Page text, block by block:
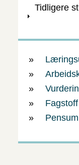
t
s
m
e
l
d
V
s
Tidligere
Fagstoff
Pensum